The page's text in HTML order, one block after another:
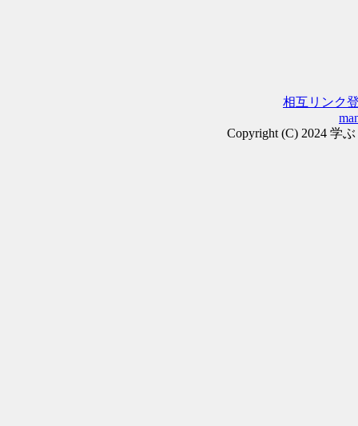
相互リンク
Copyright (C) 2024 学